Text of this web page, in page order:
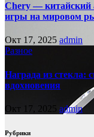
Chery — китайский
игры на мировом
Окт 17, 2025 admin
Разное
Награда из стекла:
вдохновения
Окт 17, 2025 admin
Рубрики